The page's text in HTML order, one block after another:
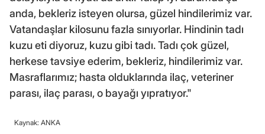
anda, bekleriz isteyen olursa, güzel hindilerimiz var.
Vatandaşlar kilosunu fazla sınıyorlar. Hindinin tadı
kuzu eti diyoruz, kuzu gibi tadı. Tadı çok güzel,
herkese tavsiye ederim, bekleriz, hindilerimiz var.
Masraflarımız; hasta olduklarında ilaç, veteriner
parası, ilaç parası, o bayağı yıpratıyor."
Kaynak: ANKA